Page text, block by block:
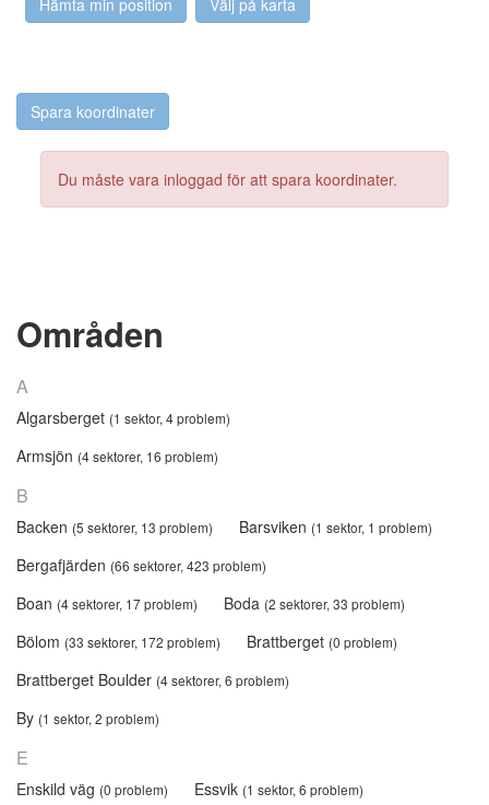
Du måste vara inloggad för att spara koordinater.
Områden
A
Algarsberget (1 sektor, 4 problem)
Armsjön (4 sektorer, 16 problem)
B
Backen (5 sektorer, 13 problem) Barsviken (1 sektor, 1 problem)
Bergafjärden (66 sektorer, 423 problem)
Boan (4 sektorer, 17 problem) Boda (2 sektorer, 33 problem)
Bölom (33 sektorer, 172 problem) Brattberget (0 problem)
Brattberget Boulder (4 sektorer, 6 problem)
By (1 sektor, 2 problem)
E
Enskild väg (0 problem) Essvik (1 sektor, 6 problem)